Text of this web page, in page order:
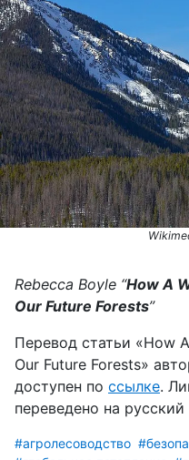
Rebecca Boyle “How A
Our Future Forests”
Перевод статьи «How
Our Future Forests»
доступен по ссылке.
переведено на русский
#агролесоводство